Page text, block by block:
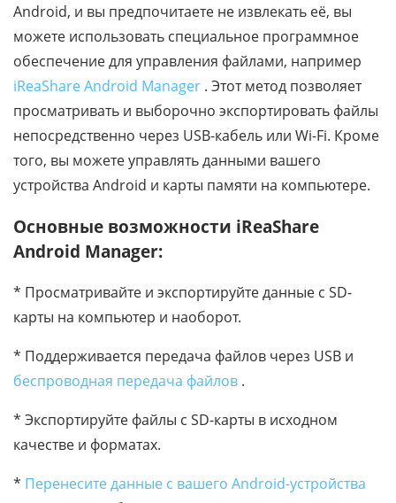
Android, и вы предпочитаете не извлекать её, вы
можете использовать специальное программное
обеспечение для управления файлами, например
iReaShare Android Manager . Этот метод позволяет
просматривать и выборочно экспортировать файлы
непосредственно через USB-кабель или Wi-Fi. Кроме
того, вы можете управлять данными вашего
устройства Android и карты памяти на компьютере.
Основные возможности iReaShare
Android Manager:
* Просматривайте и экспортируйте данные с SD-
карты на компьютер и наоборот.
* Поддерживается передача файлов через USB и
беспроводная передача файлов .
* Экспортируйте файлы с SD-карты в исходном
качестве и форматах.
* Перенесите данные с вашего Android-устройства